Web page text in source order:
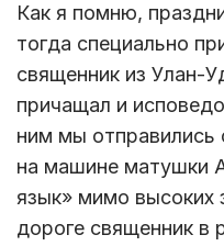
Как я помню,
тогда специально
священник из Улан-
причащал и
ним мы отправились
на машине матушки
язык» мимо высоких
дороге священник в